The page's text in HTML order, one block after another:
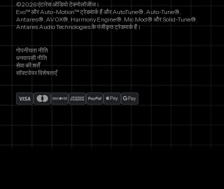
©2026 एंटारेस ऑडियो टेक्नोलॉजीज।
Evo™ और Auto-Motion™ ट्रेडमार्क हैं और AutoTune®, Auto-Tune®,
Antares®, AVOX®, Harmony Engine®, Mic Mod® और Solid-Tune®,
Antares Audio Technologies के पंजीकृत ट्रेडमार्क हैं।
गोपनीयता नीति
धनवापसी नीति
सेवा की शर्तें
सॉफ़्टवेयर विशेषताएँ